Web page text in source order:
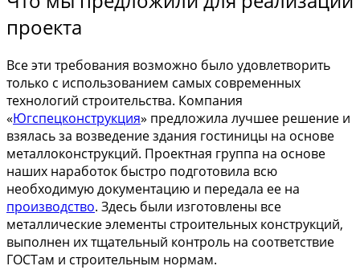
проекта
Все эти требования возможно было удовлетворить
только с использованием самых современных
технологий строительства. Компания
«Югспецконструкция» предложила лучшее решение и
взялась за возведение здания гостиницы на основе
металлоконструкций. Проектная группа на основе
наших наработок быстро подготовила всю
необходимую документацию и передала ее на
производство. Здесь были изготовлены все
металлические элементы строительных конструкций,
выполнен их тщательный контроль на соответствие
ГОСТам и строительным нормам.